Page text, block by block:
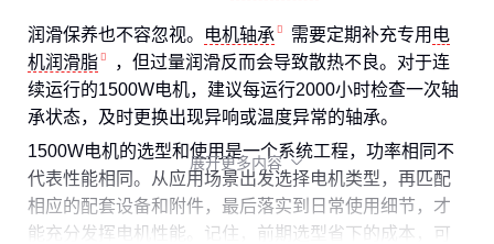
润滑保养也不容忽视。 电机轴承 需要定期补充专用 电
机润滑脂
，但过量润滑反而会导致散热不良。对于连
续运行的1500W电机，建议每运行2000小时检查一次轴
承状态，及时更换出现异响或温度异常的轴承。
1500W电机的选型和使用是一个系统工程，功率相同不
代表性能相同。从应用场景出发选择电机类型，再匹配
相应的配套设备和附件，最后落实到日常使用细节，才
能充分发挥电机性能。记住，前期选型省下的成本，可
展开更多内容 